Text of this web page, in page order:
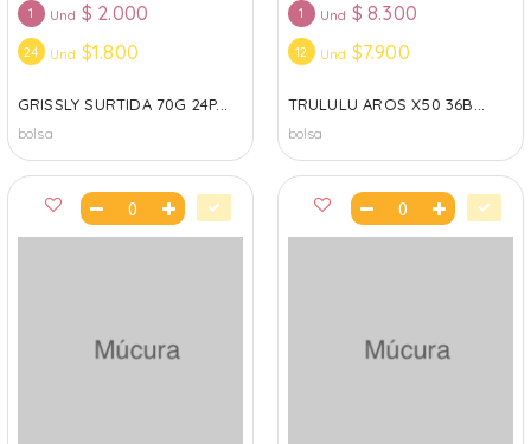
1 Und $ 2.000
24 Und $1.800
GRISSLY SURTIDA 70G 24P...
bolsa
1 Und $ 8.300
12 Und $7.900
TRULULU AROS X50 36B...
bolsa